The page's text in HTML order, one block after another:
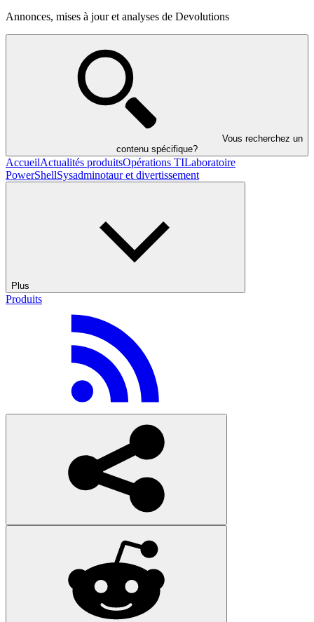
Annonces, mises à jour et analyses de Devolutions
Vous recherchez un
contenu spécifique?
AccueilActualités produitsOpérations TILaboratoire
PowerShellSysadminotaur et divertissement
Plus
Produits